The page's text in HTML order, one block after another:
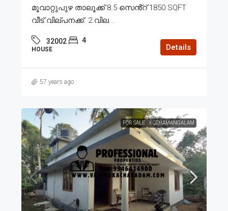
മൂവാറ്റുപുഴ താലൂക്ക് 8.5 സെൻ്റ് 1850 SQFT
വീട് വില്പനക്ക്. 2.വില...
32002 4
HOUSE Details
57 years ago
FOR SALE KOTHAMANGALAM